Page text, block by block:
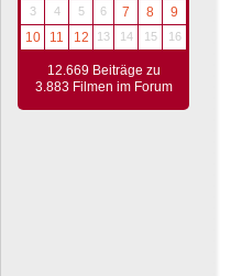
3
4 5 6 7 8
9
10
11 12 13 14 15 16
12.669 Beiträge zu
3.883 Filmen im Forum